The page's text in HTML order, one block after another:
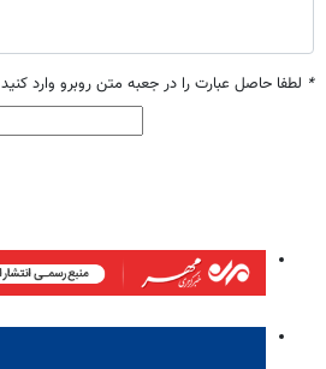
* لطفا حاصل عبارت را در جعبه متن روبرو وارد کنید